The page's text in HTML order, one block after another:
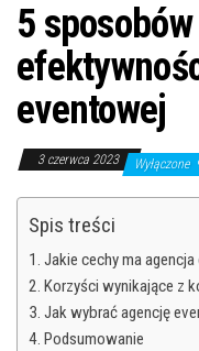
5
eventowej
3 czerwca 2023 Wyłączone
Spis treści
Jakie cechy ma
Korzyści wynikające z
Jak wybrać agencję
Podsumowanie